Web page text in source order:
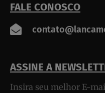
FALE CONOSCO
ASSINE A
Insira seu melhor E-